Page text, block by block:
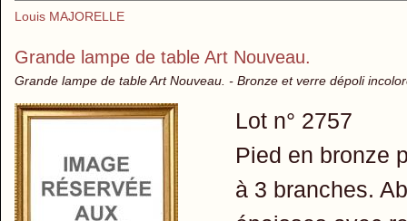
Louis MAJORELLE
Grande lampe de table Art Nouveau.
Grande lampe de table Art Nouveau. - Bronze et verre dépoli
Lot n° 2757
Pied en bronze
à 3 branches.